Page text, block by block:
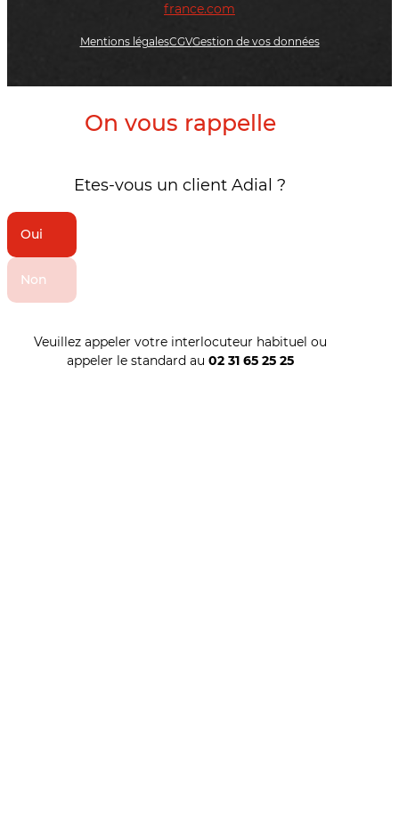
france.com
Mentions légalesCGVGestion de vos données
On vous rappelle
Etes-vous un client Adial ?
Oui
Non
Veuillez appeler votre interlocuteur habituel ou
appeler le standard au 02 31 65 25 25